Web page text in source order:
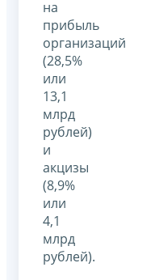
на
прибыль
организаций
(28,5%
или
13,1
млрд
рублей)
и
акцизы
(8,9%
или
4,1
млрд
рублей).